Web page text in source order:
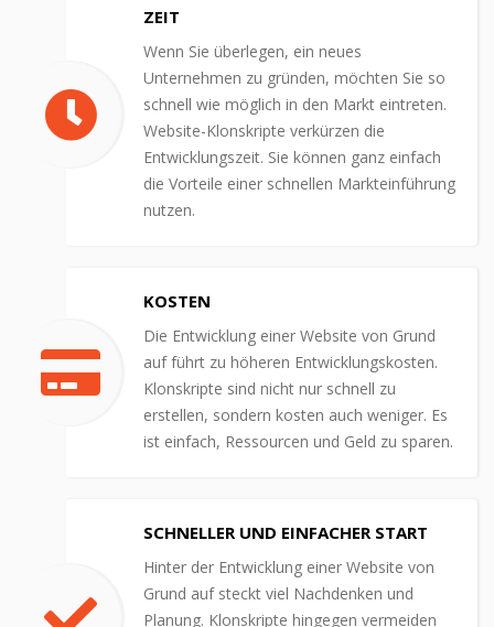
ZEIT
Wenn Sie überlegen, ein neues
Unternehmen zu gründen, möchten Sie so
schnell wie möglich in den Markt eintreten.
Website-Klonskripte verkürzen die
Entwicklungszeit. Sie können ganz einfach
die Vorteile einer schnellen Markteinführung
nutzen.
KOSTEN
Die Entwicklung einer Website von Grund
auf führt zu höheren Entwicklungskosten.
Klonskripte sind nicht nur schnell zu
erstellen, sondern kosten auch weniger. Es
ist einfach, Ressourcen und Geld zu sparen.
SCHNELLER UND EINFACHER START
Hinter der Entwicklung einer Website von
Grund auf steckt viel Nachdenken und
Planung. Klonskripte hingegen vermeiden